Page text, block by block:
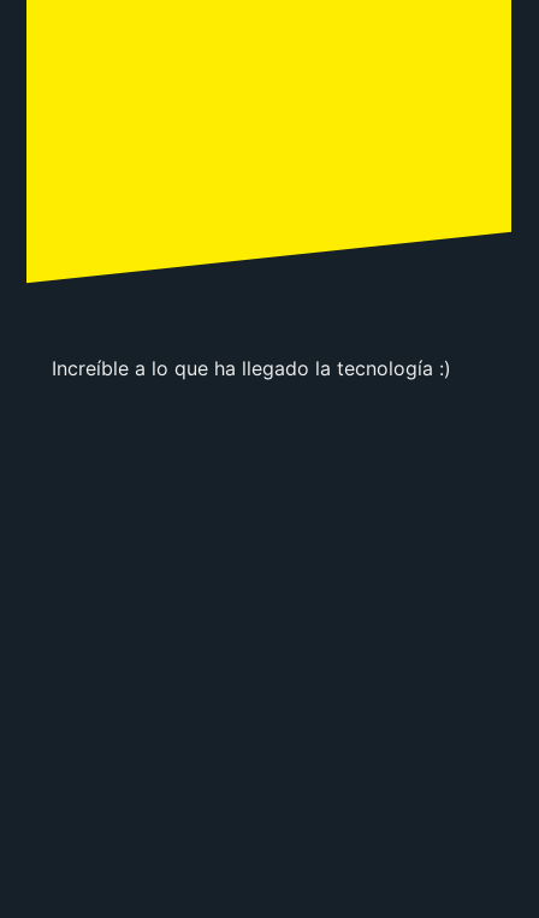
Increíble a lo que ha llegado la tecnología :)